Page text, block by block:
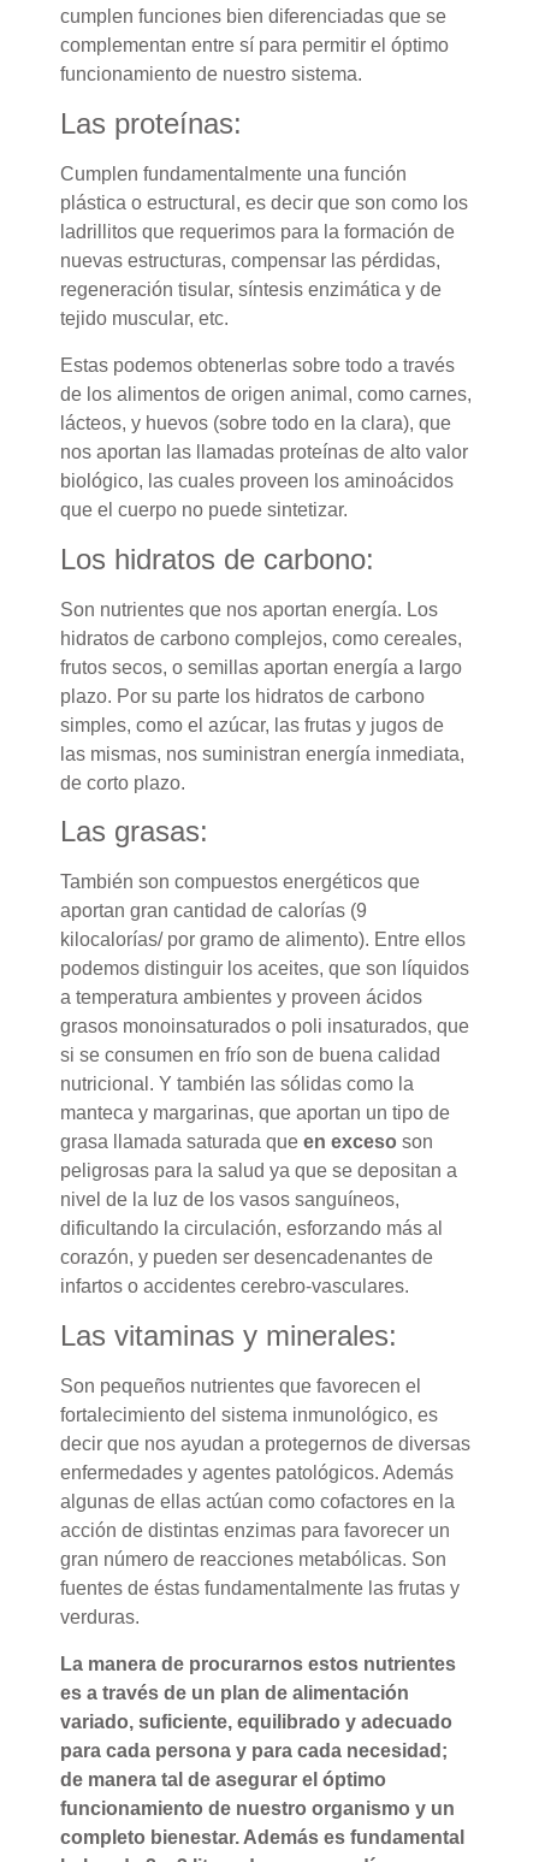
cumplen funciones bien diferenciadas que se
complementan entre sí para permitir el óptimo
funcionamiento de nuestro sistema.
Las proteínas:
Cumplen fundamentalmente una función
plástica o estructural, es decir que son como los
ladrillitos que requerimos para la formación de
nuevas estructuras, compensar las pérdidas,
regeneración tisular, síntesis enzimática y de
tejido muscular, etc.
Estas podemos obtenerlas sobre todo a través
de los alimentos de origen animal, como carnes,
lácteos, y huevos (sobre todo en la clara), que
nos aportan las llamadas proteínas de alto valor
biológico, las cuales proveen los aminoácidos
que el cuerpo no puede sintetizar.
Los hidratos de carbono:
Son nutrientes que nos aportan energía. Los
hidratos de carbono complejos, como cereales,
frutos secos, o semillas aportan energía a largo
plazo. Por su parte los hidratos de carbono
simples, como el azúcar, las frutas y jugos de
las mismas, nos suministran energía inmediata,
de corto plazo.
Las grasas:
También son compuestos energéticos que
aportan gran cantidad de calorías (9
kilocalorías/ por gramo de alimento). Entre ellos
podemos distinguir los aceites, que son líquidos
a temperatura ambientes y proveen ácidos
grasos monoinsaturados o poli insaturados, que
si se consumen en frío son de buena calidad
nutricional. Y también las sólidas como la
manteca y margarinas, que aportan un tipo de
grasa llamada saturada que en exceso son
peligrosas para la salud ya que se depositan a
nivel de la luz de los vasos sanguíneos,
dificultando la circulación, esforzando más al
corazón, y pueden ser desencadenantes de
infartos o accidentes cerebro-vasculares.
Las vitaminas y minerales:
Son pequeños nutrientes que favorecen el
fortalecimiento del sistema inmunológico, es
decir que nos ayudan a protegernos de diversas
enfermedades y agentes patológicos. Además
algunas de ellas actúan como cofactores en la
acción de distintas enzimas para favorecer un
gran número de reacciones metabólicas. Son
fuentes de éstas fundamentalmente las frutas y
verduras.
La manera de procurarnos estos nutrientes
es a través de un plan de alimentación
variado, suficiente, equilibrado y adecuado
para cada persona y para cada necesidad;
de manera tal de asegurar el óptimo
funcionamiento de nuestro organismo y un
completo bienestar. Además es fundamental